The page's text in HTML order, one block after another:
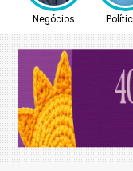
Negócios